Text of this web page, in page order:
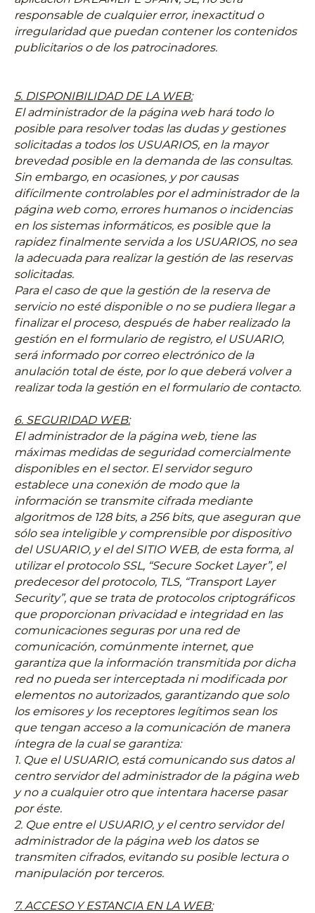
responsable de cualquier error, inexactitud o
irregularidad que puedan contener los contenidos
publicitarios o de los patrocinadores.
5. DISPONIBILIDAD DE LA WEB:
El administrador de la página web hará todo lo
posible para resolver todas las dudas y gestiones
solicitadas a todos los USUARIOS, en la mayor
brevedad posible en la demanda de las consultas.
Sin embargo, en ocasiones, y por causas
difícilmente controlables por el administrador de la
página web como, errores humanos o incidencias
en los sistemas informáticos, es posible que la
rapidez finalmente servida a los USUARIOS, no sea
la adecuada para realizar la gestión de las reservas
solicitadas.
Para el caso de que la gestión de la reserva de
servicio no esté disponible o no se pudiera llegar a
finalizar el proceso, después de haber realizado la
gestión en el formulario de registro, el USUARIO,
será informado por correo electrónico de la
anulación total de éste, por lo que deberá volver a
realizar toda la gestión en el formulario de contacto.
6. SEGURIDAD WEB:
El administrador de la página web, tiene las
máximas medidas de seguridad comercialmente
disponibles en el sector. El servidor seguro
establece una conexión de modo que la
información se transmite cifrada mediante
algoritmos de 128 bits, a 256 bits, que aseguran que
sólo sea inteligible y comprensible por dispositivo
del USUARIO, y el del SITIO WEB, de esta forma, al
utilizar el protocolo SSL, “Secure Socket Layer”, el
predecesor del protocolo, TLS, “Transport Layer
Security”, que se trata de protocolos criptográficos
que proporcionan privacidad e integridad en las
comunicaciones seguras por una red de
comunicación, comúnmente internet, que
garantiza que la información transmitida por dicha
red no pueda ser interceptada ni modificada por
elementos no autorizados, garantizando que solo
los emisores y los receptores legítimos sean los
que tengan acceso a la comunicación de manera
íntegra de la cual se garantiza:
1. Que el USUARIO, está comunicando sus datos al
centro servidor del administrador de la página web
y no a cualquier otro que intentara hacerse pasar
por éste.
2. Que entre el USUARIO, y el centro servidor del
administrador de la página web los datos se
transmiten cifrados, evitando su posible lectura o
manipulación por terceros.
7. ACCESO Y ESTANCIA EN LA WEB: